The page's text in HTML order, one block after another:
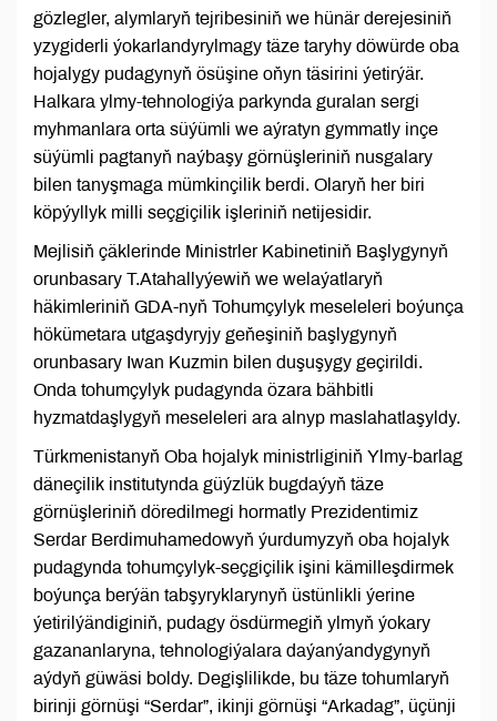
gözlegler, alymlaryň tejribesiniň we hünär derejesiniň
yzygiderli ýokarlandyrylmagy täze taryhy döwürde oba
hojalygy pudagynyň ösüşine oňyn täsirini ýetirýär.
Halkara ylmy-tehnologiýa parkynda guralan sergi
myhmanlara orta süýümli we aýratyn gymmatly inçe
süýümli pagtanyň naýbaşy görnüşleriniň nusgalary
bilen tanyşmaga mümkinçilik berdi. Olaryň her biri
köpýyllyk milli seçgiçilik işleriniň netijesidir.
Mejlisiň çäklerinde Ministrler Kabinetiniň Başlygynyň
orunbasary T.Atahallyýewiň we welaýatlaryň
häkimleriniň GDA-nyň Tohumçylyk meseleleri boýunça
hökümetara utgaşdyryjy geňeşiniň başlygynyň
orunbasary Iwan Kuzmin bilen duşuşygy geçirildi.
Onda tohumçylyk pudagynda özara bähbitli
hyzmatdaşlygyň meseleleri ara alnyp maslahatlaşyldy.
Türkmenistanyň Oba hojalyk ministrliginiň Ylmy-barlag
däneçilik institutynda güýzlük bugdaýyň täze
görnüşleriniň döredilmegi hormatly Prezidentimiz
Serdar Berdimuhamedowyň ýurdumyzyň oba hojalyk
pudagynda tohumçylyk-seçgiçilik işini kämilleşdirmek
boýunça berýän tabşyryklarynyň üstünlikli ýerine
ýetirilýändiginiň, pudagy ösdürmegiň ylmyň ýokary
gazananlaryna, tehnologiýalara daýanýandygynyň
aýdyň güwäsi boldy. Degişlilikde, bu täze tohumlaryň
birinji görnüşi “Serdar”, ikinji görnüşi “Arkadag”, üçünji